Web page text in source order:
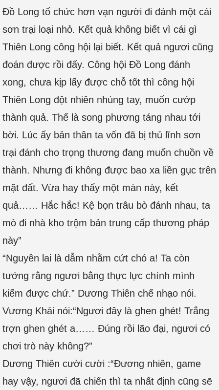
Đồ Long tổ chức hơn vạn người đi đánh một cái
sơn trại loại nhỏ. Kết quả không biết vì cái gì
Thiên Long công hội lại biết. Kết quả ngươi cũng
đoán được rồi đấy. Công hội Đồ Long đánh
xong, chưa kịp lấy được chỗ tốt thì công hội
Thiên Long đột nhiên nhúng tay, muốn cướp
thành quả. Thế là song phương táng nhau tới
bời. Lúc ấy bản thân ta vốn đã bị thủ lĩnh sơn
trại đánh cho trọng thương đang muốn chuồn về
thành. Nhưng đi không được bao xa liền gục trên
mặt đất. Vừa hay thấy một màn này, kết
quả…… Hắc hắc! Kệ bọn trâu bò đánh nhau, ta
mò đi nhà kho trộm bản trung cấp thương pháp
này”
“Nguyên lai là dẫm nhằm cứt chó a! Ta còn
tưởng rằng ngươi bằng thực lực chính mình
kiếm được chứ.” Dương Thiên chế nhạo nói.
Vương Khải nói:“Ngươi đây là ghen ghét! Trắng
trợn ghen ghét a…… Đúng rồi lão đại, ngươi có
chơi trò này không?”
Dương Thiên cười cười :“Đương nhiên, game
hay vậy, ngươi đã chiến thì ta nhất định cũng sẽ